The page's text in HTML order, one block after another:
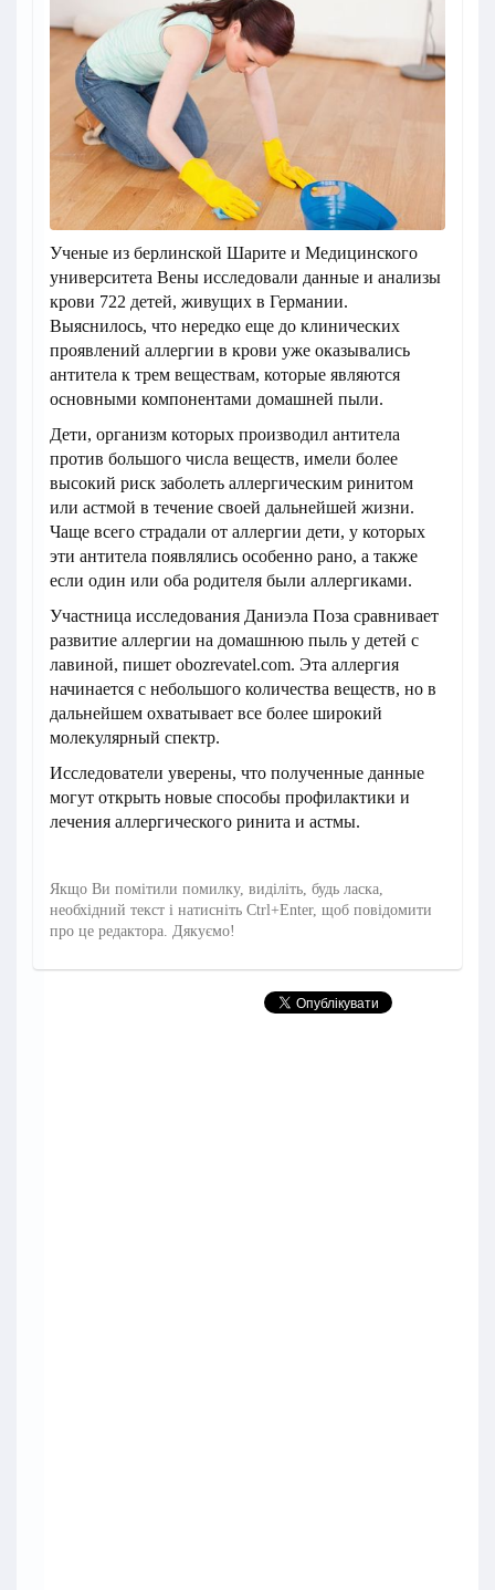
Ученые из берлинской Шарите и Медицинского
университета Вены исследовали данные и анализы
крови 722 детей, живущих в Германии.
Выяснилось, что нередко еще до клинических
проявлений аллергии в крови уже оказывались
антитела к трем веществам, которые являются
основными компонентами домашней пыли.
Дети, организм которых производил антитела
против большого числа веществ, имели более
высокий риск заболеть аллергическим ринитом
или астмой в течение своей дальнейшей жизни.
Чаще всего страдали от аллергии дети, у которых
эти антитела появлялись особенно рано, а также
если один или оба родителя были аллергиками.
Участница исследования Даниэла Поза сравнивает
развитие аллергии на домашнюю пыль у детей с
лавиной, пишет obozrevatel.com. Эта аллергия
начинается с небольшого количества веществ, но в
дальнейшем охватывает все более широкий
молекулярный спектр.
Исследователи уверены, что полученные данные
могут открыть новые способы профилактики и
лечения аллергического ринита и астмы.
Якщо Ви помітили помилку, виділіть, будь ласка,
необхідний текст і натисніть Ctrl+Enter, щоб повідомити
про це редактора. Дякуємо!